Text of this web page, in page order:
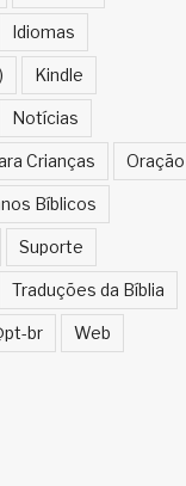
Idiomas
Kindle
Notícias
Crianças Oração
Bíblicos
Suporte
Traduções da Bíblia
br Web